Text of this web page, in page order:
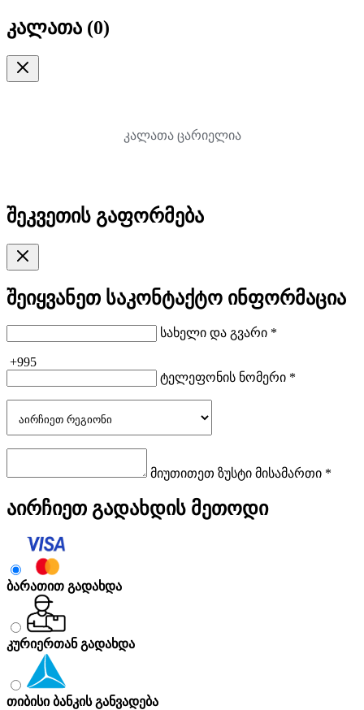
კალათა (0)
კალათა ცარიელია
შეკვეთის გაფორმება
შეიყვანეთ საკონტაქტო ინფორმაცია
სახელი და გვარი *
+995
ტელეფონის ნომერი *
მიუთითეთ ზუსტი მისამართი *
აირჩიეთ გადახდის მეთოდი
ბარათით გადახდა
კურიერთან გადახდა
თიბისი ბანკის განვადება